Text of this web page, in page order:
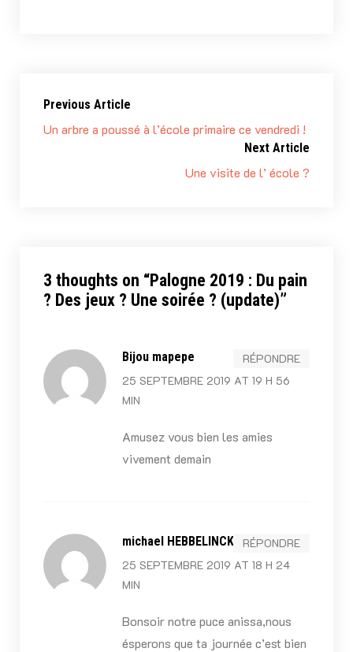
Previous Article
Un arbre a poussé à l’école primaire ce vendredi !
Next Article
Une visite de l’ école ?
3 thoughts on “Palogne 2019 : Du pain
? Des jeux ? Une soirée ? (update)”
Bijou mapepe
25 SEPTEMBRE 2019 AT 19 H 56
MIN
RÉPONDRE
Amusez vous bien les amies
vivement demain
michael HEBBELINCK
25 SEPTEMBRE 2019 AT 18 H 24
MIN
RÉPONDRE
Bonsoir notre puce anissa,nous
ésperons que ta journée c’est bien